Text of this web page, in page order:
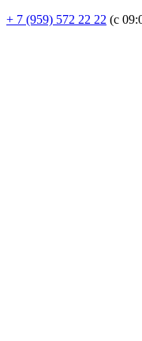
+ 7 (959) 572 22 22 (с